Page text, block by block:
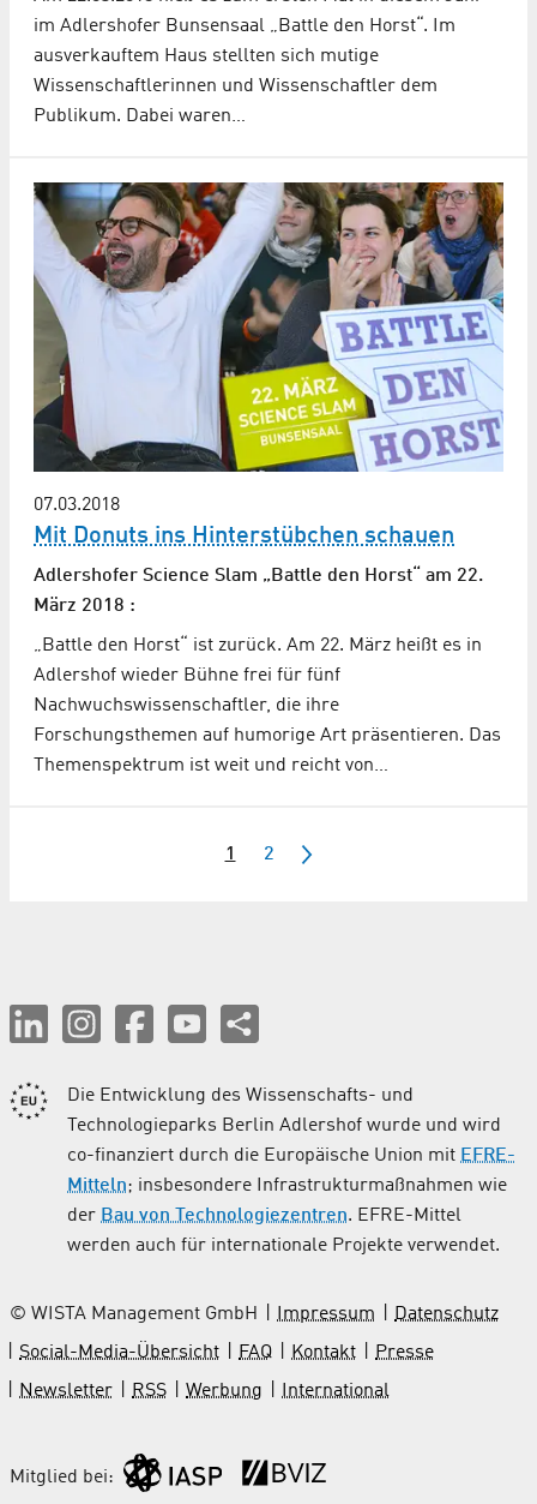
im Adlershofer Bunsensaal „Battle den Horst“. Im
ausverkauftem Haus stellten sich mutige
Wissenschaftlerinnen und Wissenschaftler dem
Publikum. Dabei waren…
07.03.2018
Mit Donuts ins Hinterstübchen schauen
Adlershofer Science Slam „Battle den Horst“ am 22.
März 2018 :
„Battle den Horst“ ist zurück. Am 22. März heißt es in
Adlershof wieder Bühne frei für fünf
Nachwuchswissenschaftler, die ihre
Forschungsthemen auf humorige Art präsentieren. Das
Themenspektrum ist weit und reicht von…
1 2
Die Entwicklung des Wissenschafts- und
Technologieparks Berlin Adlershof wurde und wird
co-finanziert durch die Europäische Union mit EFRE-
Mitteln; insbesondere Infrastrukturmaßnahmen wie
der Bau von Technologiezentren. EFRE-Mittel
werden auch für internationale Projekte verwendet.
© WISTA Management GmbH Impressum
Datenschutz
Social-Media-Übersicht
FAQ Kontakt
Presse
Newsletter
RSS Werbung International
Mitglied bei: